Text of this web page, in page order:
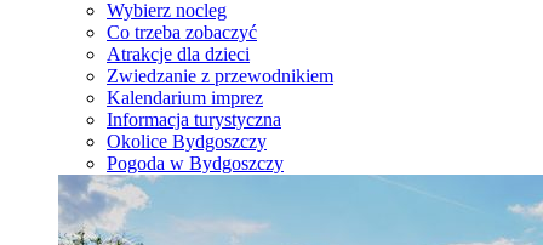
Wybierz nocleg
Co trzeba zobaczyć
Atrakcje dla dzieci
Zwiedzanie z przewodnikiem
Kalendarium imprez
Informacja turystyczna
Okolice Bydgoszczy
Pogoda w Bydgoszczy